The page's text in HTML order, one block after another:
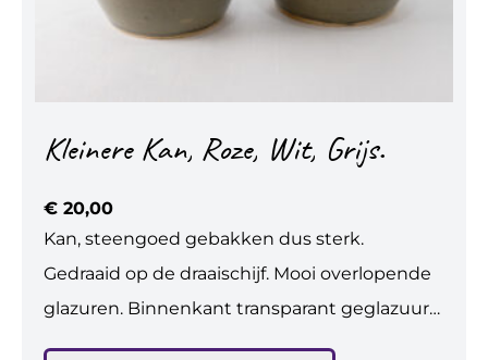
Kleinere Kan, Roze, Wit, Grijs.
€ 20,00
Kan, steengoed gebakken dus sterk.
Gedraaid op de draaischijf. Mooi overlopende
glazuren. Binnenkant transparant geglazuurd.